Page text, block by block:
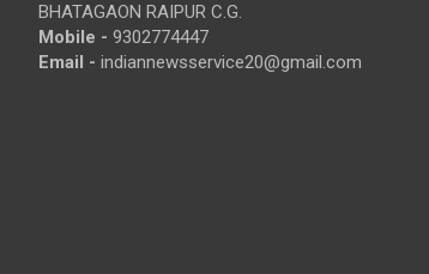
BHATAGAON RAIPUR C.G.
Mobile - 9302774447
Email - indiannewsservice20@gmail.com